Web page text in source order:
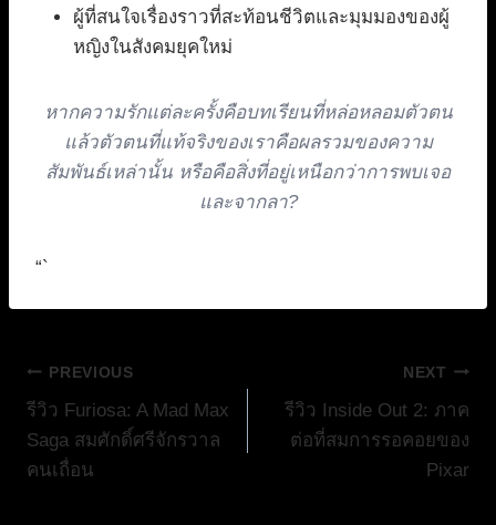
ผู้ที่สนใจเรื่องราวที่สะท้อนชีวิตและมุมมองของผู้
หญิงในสังคมยุคใหม่
หากความรักแต่ละครั้งคือบทเรียนที่หล่อหลอมตัวตน
แล้วตัวตนที่แท้จริงของเราคือผลรวมของความ
สัมพันธ์เหล่านั้น หรือคือสิ่งที่อยู่เหนือกว่าการพบเจอ
และจากลา?
“`
แนะแนว
เรื่อง
PREVIOUS
รีวิว Furiosa: A Mad Max
Saga สมศักดิ์ศรีจักรวาล
คนเถื่อน
NEXT
รีวิว Inside Out 2: ภาค
ต่อที่สมการรอคอยของ
Pixar